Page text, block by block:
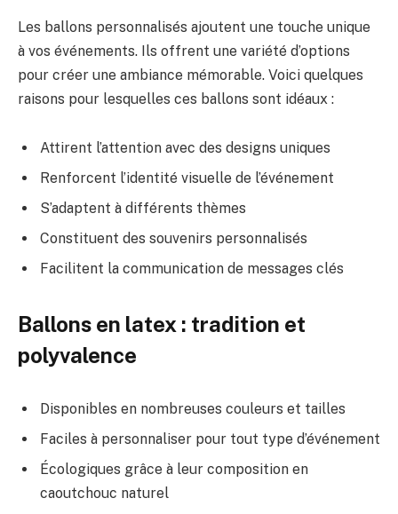
Les ballons personnalisés ajoutent une touche unique
à vos événements. Ils offrent une variété d’options
pour créer une ambiance mémorable. Voici quelques
raisons pour lesquelles ces ballons sont idéaux :
Attirent l’attention avec des designs uniques
Renforcent l’identité visuelle de l’événement
S’adaptent à différents thèmes
Constituent des souvenirs personnalisés
Facilitent la communication de messages clés
Ballons en latex : tradition et
polyvalence
Disponibles en nombreuses couleurs et tailles
Faciles à personnaliser pour tout type d’événement
Écologiques grâce à leur composition en
caoutchouc naturel